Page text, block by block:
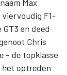
Max
F1-
en deed
Chris
- de topklasse
het optreden